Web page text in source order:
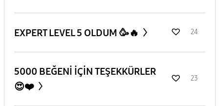
EXPERT LEVEL 5 OLDUM 🥳🔥 24
5000 BEĞENİ İÇİN TEŞEKKÜRLER
😍❤️
23